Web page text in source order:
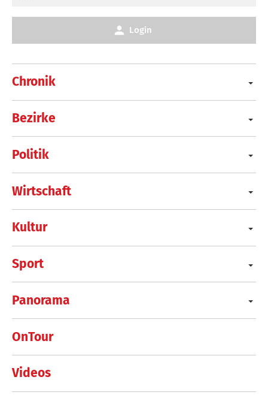
Chronik
Bezirke
Politik
Wirtschaft
Kultur
Sport
Panorama
OnTour
Videos
Login